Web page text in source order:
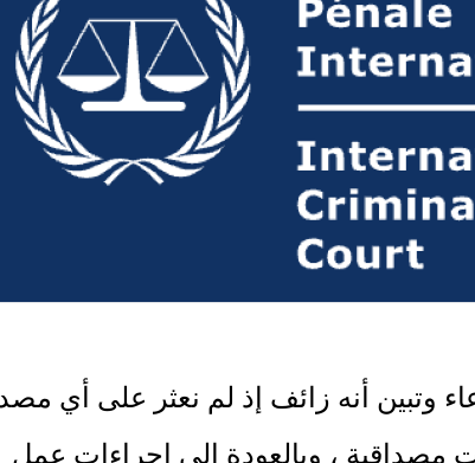
وتبين أنه زائف إذ لم نعثر على أي مصدر